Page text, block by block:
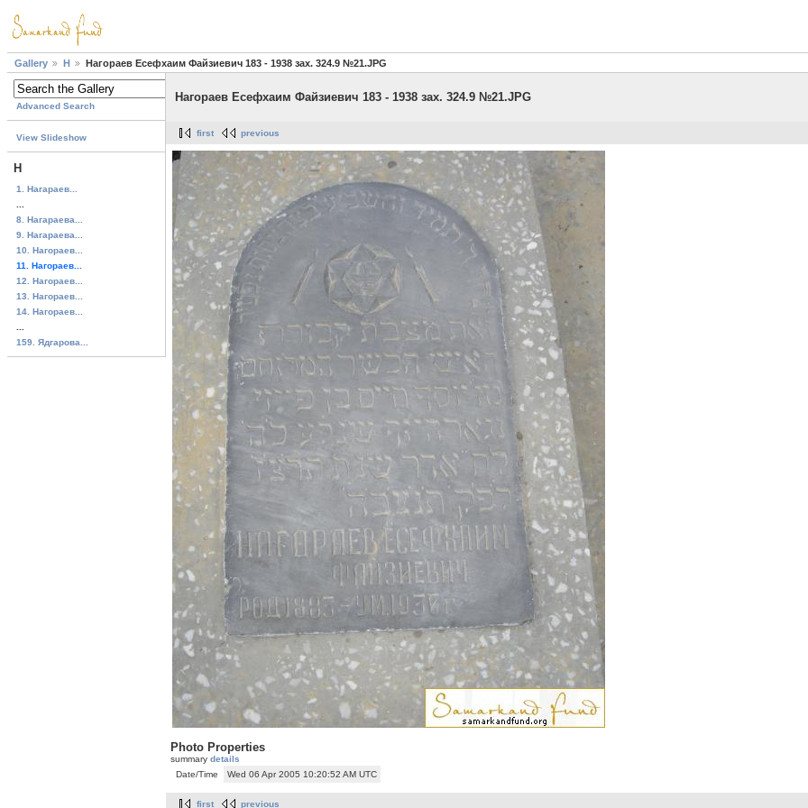
Gallery H Нагораев Есефхаим Файзиевич 183 - 1938 зах. 324.9 №21.JPG
Advanced Search
View Slideshow
H
1. Нагараев...
8. Нагараева...
9. Нагараева...
10. Нагораев...
11. Нагораев...
12. Нагораев...
13. Нагораев...
14. Нагораев...
159. Ядгарова...
Нагораев Есефхаим Файзиевич 183 - 1938 зах. 324.9 №21.JPG
first previous
Photo Properties
summary details
Date/Time
Wed 06 Apr 2005 10:20:52 AM UTC
first previous